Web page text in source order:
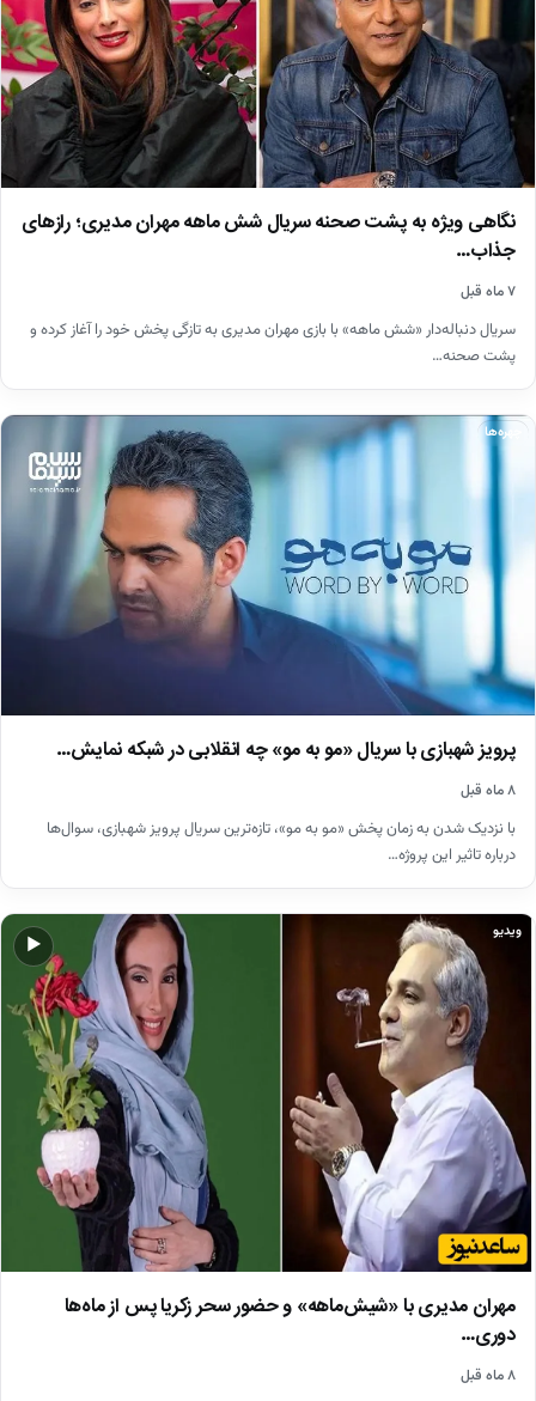
نگاهی ویژه به پشت صحنه سریال شش ماهه مهران مدیری؛ رازهای
جذاب…
۷ ماه قبل
سریال دنباله‌دار «شش ماهه» با بازی مهران مدیری به تازگی پخش خود را آغاز کرده و
پشت صحنه…
چهره‌ها
پرویز شهبازی با سریال «مو به مو» چه انقلابی در شبکه نمایش…
۸ ماه قبل
با نزدیک شدن به زمان پخش «مو به مو»، تازه‌ترین سریال پرویز شهبازی، سوال‌ها
درباره تاثیر این پروژه…
▶
ویدیو
مهران مدیری با «شیش‌ماهه» و حضور سحر زکریا پس از ماه‌ها
دوری…
۸ ماه قبل